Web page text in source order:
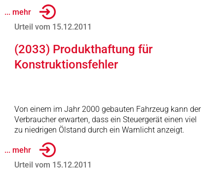
... mehr
Urteil vom 15.12.2011
(2033) Produkthaftung für
Konstruktionsfehler
Von einem im Jahr 2000 gebauten Fahrzeug kann der
Verbraucher erwarten, dass ein Steuergerät einen viel
zu niedrigen Ölstand durch ein Warnlicht anzeigt.
... mehr
Urteil vom 15.12.2011